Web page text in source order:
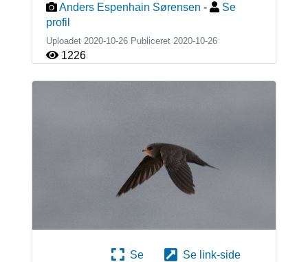
Anders Espenhain Sørensen -
Se
profil
Uploadet 2020-10-26 Publiceret 2020-10-26
1226
Se
Se link-side